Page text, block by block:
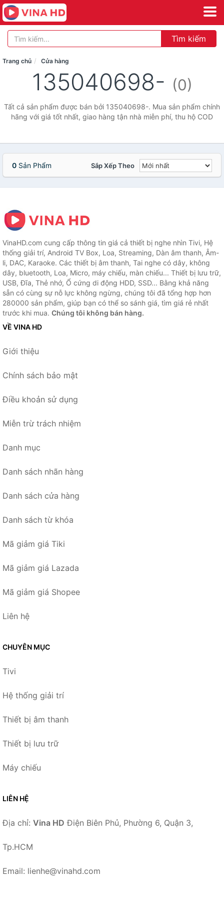
Tìm kiếm
Trang chủ Cửa hàng
135040698- (0)
Tất cả sản phẩm được bán bởi 135040698-. Mua sản phẩm chính
hãng với giá tốt nhất, giao hàng tận nhà miễn phí, thu hộ COD
0 Sản Phẩm Sắp Xếp Theo
VinaHD.com cung cấp thông tin giá cả thiết bị nghe nhìn Tivi, Hệ
thống giải trí, Android TV Box, Loa, Streaming, Dàn âm thanh, Âm-
li, DAC, Karaoke. Các thiết bị âm thanh, Tai nghe có dây, không
dây, bluetooth, Loa, Micro, máy chiếu, màn chiếu... Thiết bị lưu trữ,
USB, Đĩa, Thẻ nhớ, Ổ cứng di động HDD, SSD... Bằng khả năng
sẵn có cùng sự nỗ lực không ngừng, chúng tôi đã tổng hợp hơn
280000 sản phẩm, giúp bạn có thể so sánh giá, tìm giá rẻ nhất
trước khi mua. Chúng tôi không bán hàng.
VỀ VINA HD
Giới thiệu
Chính sách bảo mật
Điều khoản sử dụng
Miễn trừ trách nhiệm
Danh mục
Danh sách nhãn hàng
Danh sách cửa hàng
Danh sách từ khóa
Mã giảm giá Tiki
Mã giảm giá Lazada
Mã giảm giá Shopee
Liên hệ
CHUYÊN MỤC
Tivi
Hệ thống giải trí
Thiết bị âm thanh
Thiết bị lưu trữ
Máy chiếu
LIÊN HỆ
Địa chỉ: Vina HD Điện Biên Phủ, Phường 6, Quận 3,
Tp.HCM
Email: lienhe@vinahd.com